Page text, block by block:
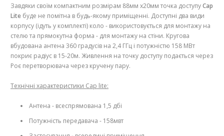
Завдяки своїм компактним розмірам 88мм х20мм точка доступуCap
Lite буде не помітна в будь-якому приміщенні. Доступні два види
корпусу (ідуть у комплекті) коло - використовується для монтажу на
стелю та прямокутна форма - для монтажу на стіни. Кругова
вбудована антена 360 градусів на 2,4 ГГц і потужністю 158 МВт
покриє радіус в 15-20м. Живлення на точку доступу подається через
Роє перетворювача через кручену пару.
Технічні характеристики Cap lite:
Антена - всеспрямована 1,5 дбі
Потужність передавача - 158мвт